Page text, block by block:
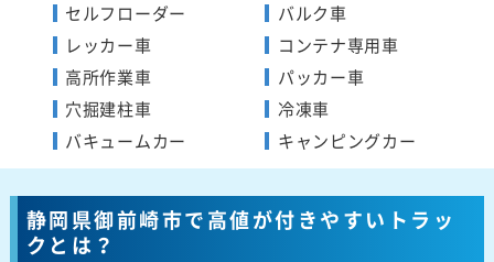
セルフローダー
レッカー車
高所作業車
穴掘建柱車
バキュームカー
バルク車
コンテナ専用車
パッカー車
冷凍車
キャンピングカー
静岡県御前崎市で高値が付きやすいトラッ
クとは？